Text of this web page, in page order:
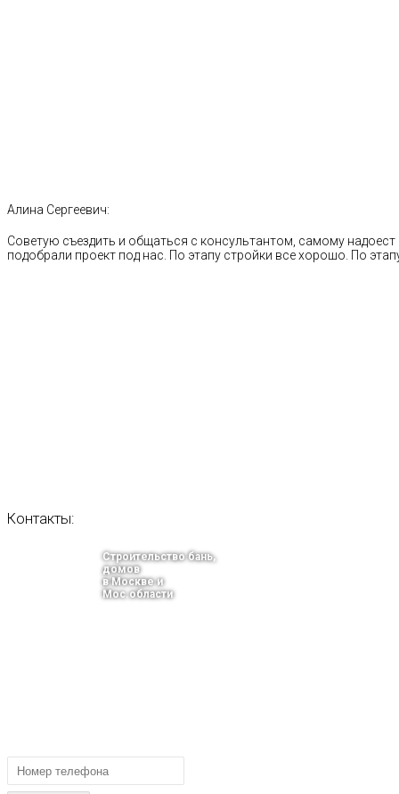
Алина Сергеевич:
Советую съездить и общаться с консультантом, самому
подобрали проект под нас. По этапу стройки все хорошо. По
Контакты:
Строительство бань,
домов
в Москве и
Мос.области